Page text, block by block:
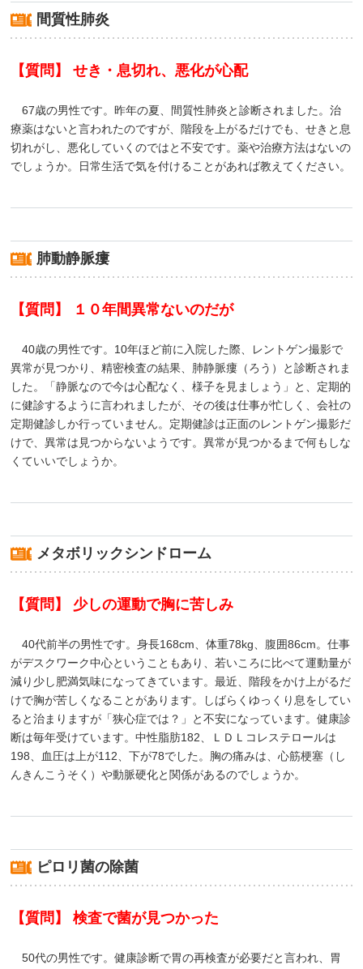
間質性肺炎
【質問】 せき・息切れ、悪化が心配
67歳の男性です。昨年の夏、間質性肺炎と診断されました。治
療薬はないと言われたのですが、階段を上がるだけでも、せきと息
切れがし、悪化していくのではと不安です。薬や治療方法はないの
でしょうか。日常生活で気を付けることがあれば教えてください。
肺動静脈瘻
【質問】 １０年間異常ないのだが
40歳の男性です。10年ほど前に入院した際、レントゲン撮影で
異常が見つかり、精密検査の結果、肺静脈瘻（ろう）と診断されま
した。「静脈なので今は心配なく、様子を見ましょう」と、定期的
に健診するように言われましたが、その後は仕事が忙しく、会社の
定期健診しか行っていません。定期健診は正面のレントゲン撮影だ
けで、異常は見つからないようです。異常が見つかるまで何もしな
くていいでしょうか。
メタボリックシンドローム
【質問】 少しの運動で胸に苦しみ
40代前半の男性です。身長168cm、体重78kg、腹囲86cm。仕事
がデスクワーク中心ということもあり、若いころに比べて運動量が
減り少し肥満気味になってきています。最近、階段をかけ上がるだ
けで胸が苦しくなることがあります。しばらくゆっくり息をしてい
ると治まりますが「狭心症では？」と不安になっています。健康診
断は毎年受けています。中性脂肪182、ＬＤＬコレステロールは
198、血圧は上が112、下が78でした。胸の痛みは、心筋梗塞（し
んきんこうそく）や動脈硬化と関係があるのでしょうか。
ピロリ菌の除菌
【質問】 検査で菌が見つかった
50代の男性です。健康診断で胃の再検査が必要だと言われ、胃